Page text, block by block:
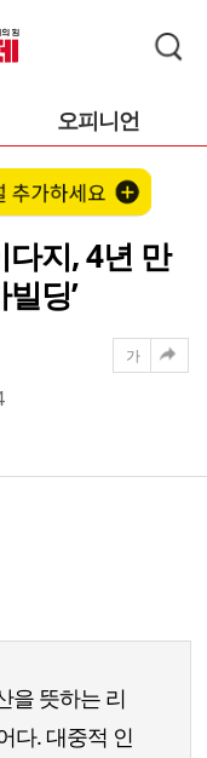
오피니언
다지, 4년 만
딩’
가
을 뜻하는 리
다. 대중적 인